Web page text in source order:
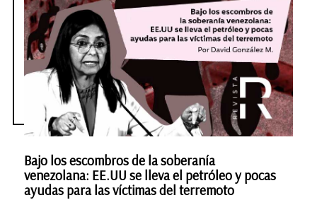
Bajo los escombros de la soberanía
venezolana: EE.UU se lleva el petróleo y pocas
ayudas para las víctimas del terremoto